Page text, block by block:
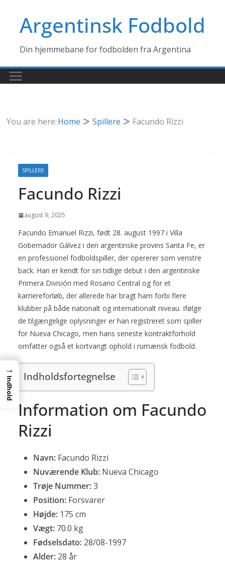
contentArgentinsk Fodbold
Din hjemmebane for fodbolden fra Argentina
You are here:Home Spillere Facundo Rizzi
SPILLERE
Facundo Rizzi
august 9, 2025
Facundo Emanuel Rizzi, født 28. august 1997 i Villa
Gobernador Gálvez i den argentinske provins Santa Fe, er
en professionel fodboldspiller, der opererer som venstre
back. Han er kendt for sin tidlige debut i den argentinske
Primera División med Rosario Central og for et
karriereforløb, der allerede har bragt ham forbi flere
klubber på både nationalt og internationalt niveau. Ifølge
de tilgængelige oplysninger er han registreret som spiller
for Nueva Chicago, men hans seneste kontraktforhold
omfatter også et kortvarigt ophold i rumænsk fodbold.
Indholdsfortegnelse
Information om Facundo
Rizzi
Navn: Facundo Rizzi
Nuværende Klub: Nueva Chicago
Trøje Nummer:3
Position: Forsvarer
Højde: 175 cm
Vægt: 70.0 kg
Fødselsdato: 28/08-1997
Alder: 28 år
→
Indhold